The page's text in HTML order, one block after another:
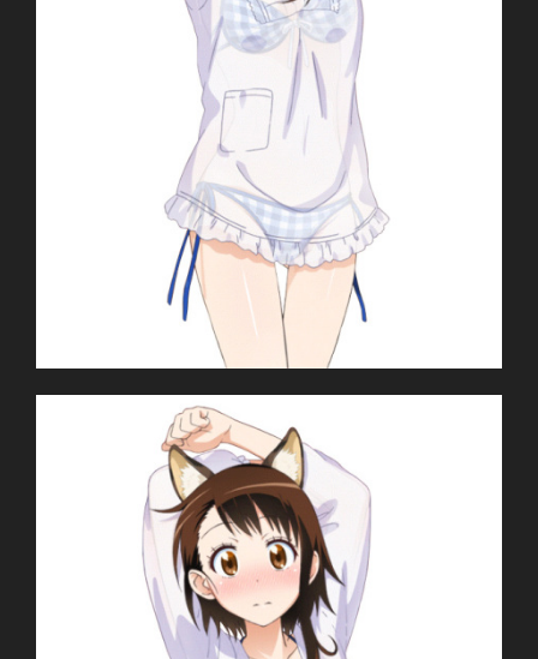
of
Sidonia
–
Nisekoi
–
No
Game
No
Life
–
Zankyou
no